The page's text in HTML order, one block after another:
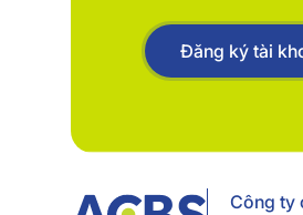
Đăng ký tài
Công ty